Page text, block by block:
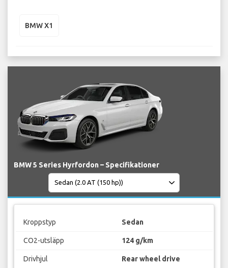
BMW X1
BMW 5 Series Hyrfordon – Specifikationer
Kroppstyp Sedan
CO2-utsläpp 124 g/km
Drivhjul Rear wheel drive